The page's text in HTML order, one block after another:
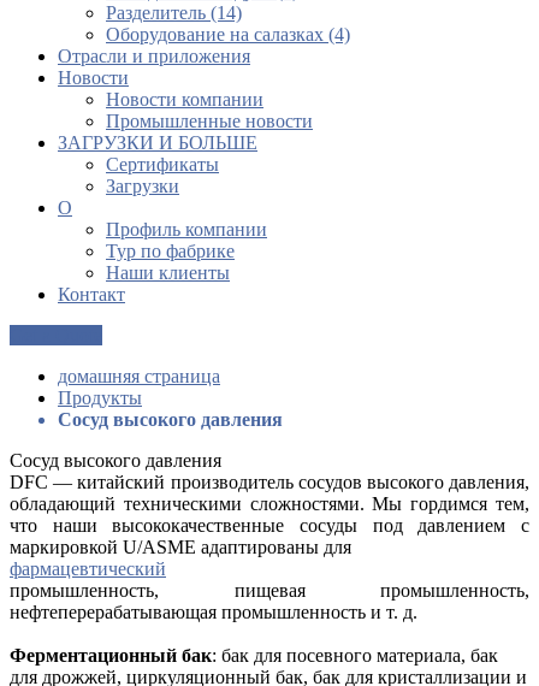
Разделитель (14)
Оборудование на салазках (4)
Отрасли и приложения
Новости
Новости компании
Промышленные новости
ЗАГРУЗКИ И БОЛЬШЕ
Сертификаты
Загрузки
О
Профиль компании
Тур по фабрике
Наши клиенты
Контакт
домашняя страница
Продукты
Сосуд высокого давления
Сосуд высокого давления
DFC — китайский производитель сосудов высокого давления,
обладающий техническими сложностями. Мы гордимся тем,
что наши высококачественные сосуды под давлением с
маркировкой U/ASME адаптированы для
фармацевтический
промышленность, пищевая промышленность,
нефтеперерабатывающая промышленность и т. д.
Ферментационный бак: бак для посевного материала, бак
для дрожжей, циркуляционный бак, бак для кристаллизации и